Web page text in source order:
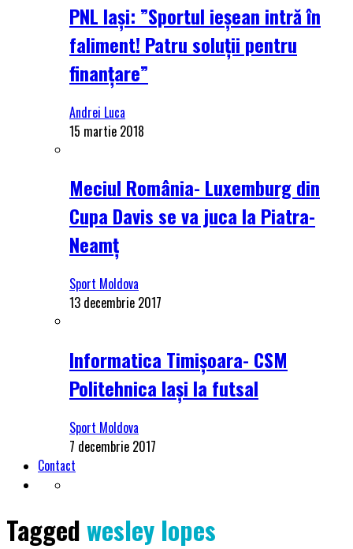
PNL Iași: ”Sportul ieșean intră în
faliment! Patru soluții pentru
finanțare”
Andrei Luca
15 martie 2018
Meciul România- Luxemburg din
Cupa Davis se va juca la Piatra-
Neamț
Sport Moldova
13 decembrie 2017
Informatica Timișoara- CSM
Politehnica Iași la futsal
Sport Moldova
7 decembrie 2017
Contact
Taggedwesley lopes